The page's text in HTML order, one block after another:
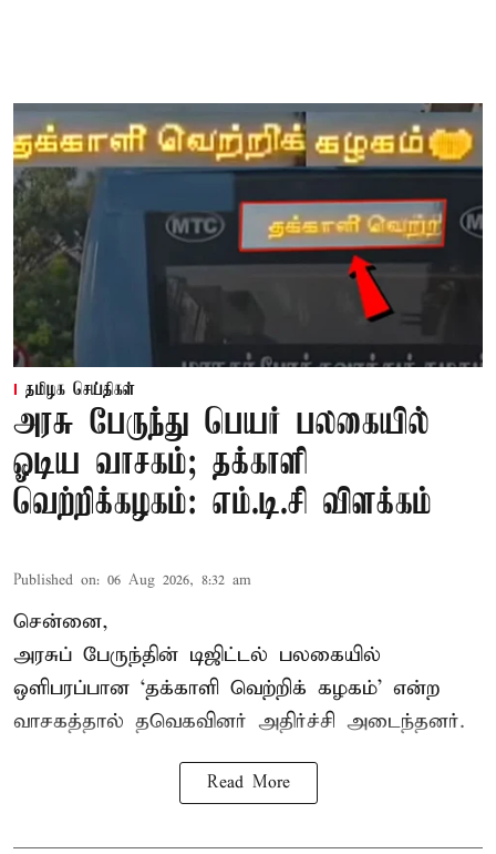
தமிழக செய்திகள்
அரசு பேருந்து பெயர் பலகையில்
ஓடிய வாசகம்; தக்காளி
வெற்றிக்கழகம்: எம்.டி.சி விளக்கம்
Published on: 06 Aug 2026, 8:32 am
சென்னை,
அரசுப் பேருந்தின் டிஜிட்டல் பலகையில்
ஒளிபரப்பான ‘தக்காளி வெற்றிக் கழகம்’ என்ற
வாசகத்தால் தவெகவினர் அதிர்ச்சி அடைந்தனர்.
Read More